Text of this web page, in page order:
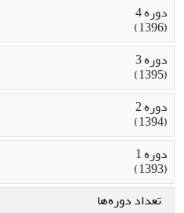
دوره 4
(1396)
دوره 3
(1395)
دوره 2
(1394)
دوره 1
(1393)
تعداد دوره‌ها